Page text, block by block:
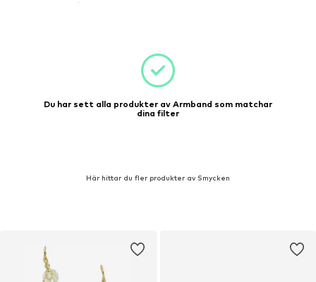
Du har sett alla produkter av Armband som matchar
dina filter
Här hittar du fler produkter av Smycken